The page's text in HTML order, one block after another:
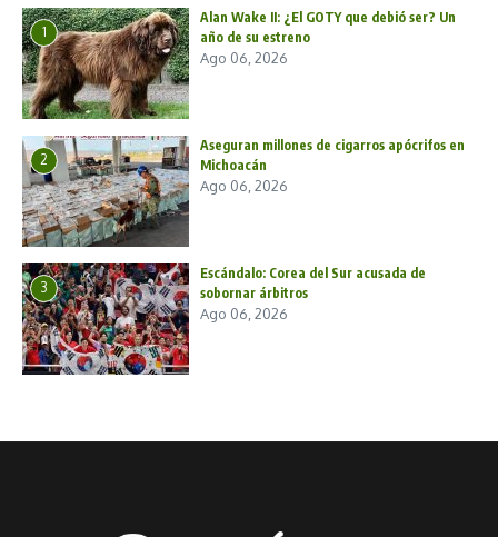
1
Alan Wake II: ¿El GOTY que debió ser? Un
año de su estreno
Ago 06, 2026
2
Aseguran millones de cigarros apócrifos en
Michoacán
Ago 06, 2026
3
Escándalo: Corea del Sur acusada de
sobornar árbitros
Ago 06, 2026